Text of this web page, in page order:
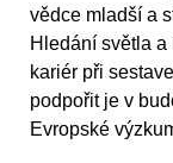
vědce mladší a
Hledání světla
kariér při
podpořit je v
Evropské